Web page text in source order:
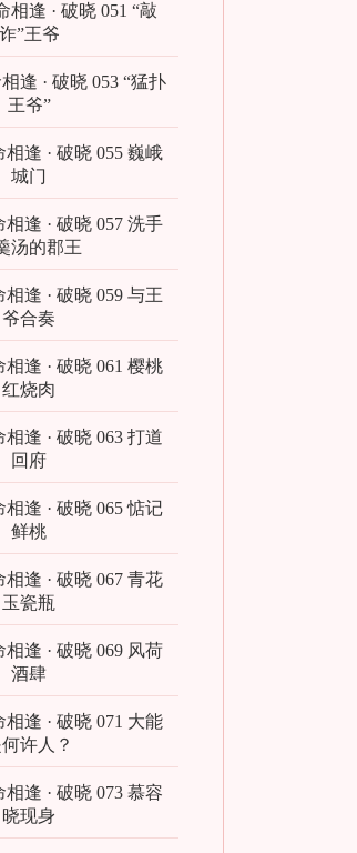
相逢 · 破晓 051 “敲
诈”王爷
逢 · 破晓 053 “猛扑
王爷”
逢 · 破晓 055 巍峨
城门
逢 · 破晓 057 洗手
汤的郡王
逢 · 破晓 059 与王
爷合奏
逢 · 破晓 061 樱桃
红烧肉
逢 · 破晓 063 打道
回府
逢 · 破晓 065 惦记
鲜桃
逢 · 破晓 067 青花
玉瓷瓶
逢 · 破晓 069 风荷
酒肆
逢 · 破晓 071 大能
许人？
逢 · 破晓 073 慕容
晓现身